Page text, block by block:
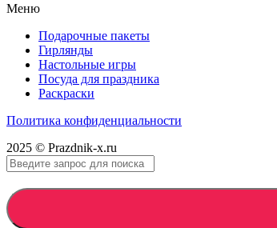
Меню
Подарочные пакеты
Гирлянды
Настольные игры
Посуда для праздника
Раскраски
Политика конфиденциальности
2025 © Prazdnik-x.ru